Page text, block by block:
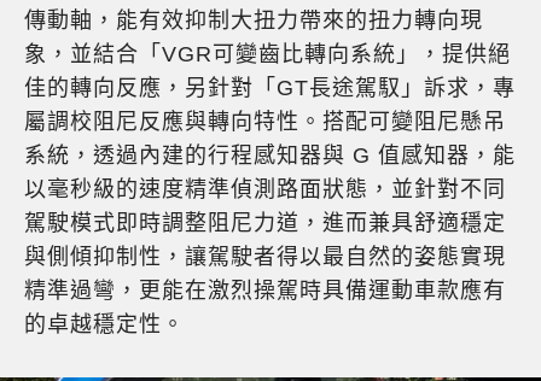
傳動軸，能有效抑制大扭力帶來的扭力轉向現
象，並結合「VGR可變齒比轉向系統」，提供絕
佳的轉向反應，另針對「GT長途駕馭」訴求，專
屬調校阻尼反應與轉向特性。搭配可變阻尼懸吊
系統，透過內建的行程感知器與 G 值感知器，能
以毫秒級的速度精準偵測路面狀態，並針對不同
駕駛模式即時調整阻尼力道，進而兼具舒適穩定
與側傾抑制性，讓駕駛者得以最自然的姿態實現
精準過彎，更能在激烈操駕時具備運動車款應有
的卓越穩定性。